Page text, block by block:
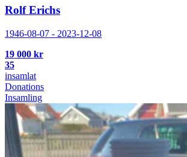
Rolf Erichs
1946-08-07 - 2023-12-08
19 000 kr
35
insamlat
Donations
Insamling